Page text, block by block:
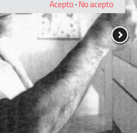
Acepto· No acepto